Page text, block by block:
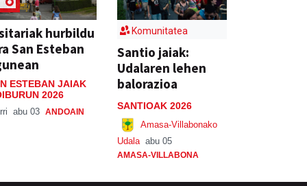
hurbildu
San Esteban
ESTEBAN JAIAK
2026
abu 03 ANDOAIN
Komunitatea
Santio jaiak:
Udalaren lehen
balorazioa
SANTIOAK 2026
Amasa-Villabonako
Udala abu 05
AMASA-VILLABONA